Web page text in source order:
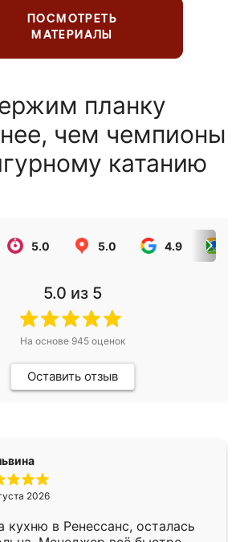
ПОСМОТРЕТЬ
МАТЕРИАЛЫ
планку
чем чемпионы
катанию
5.0 5.0 4.9
5.0 из 5
На основе 945оценок
Оставить отзыв
2026
кухню в Ренессанс, осталась